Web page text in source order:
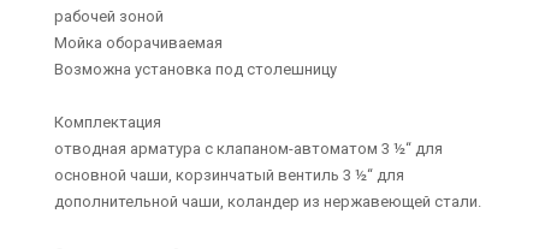
рабочей зоной
Мойка оборачиваемая
Возможна установка под столешницу
Комплектация
отводная арматура с клапаном-автоматом 3 ½“ для
основной чаши, корзинчатый вентиль 3 ½“ для
дополнительной чаши, коландер из нержавеющей стали.